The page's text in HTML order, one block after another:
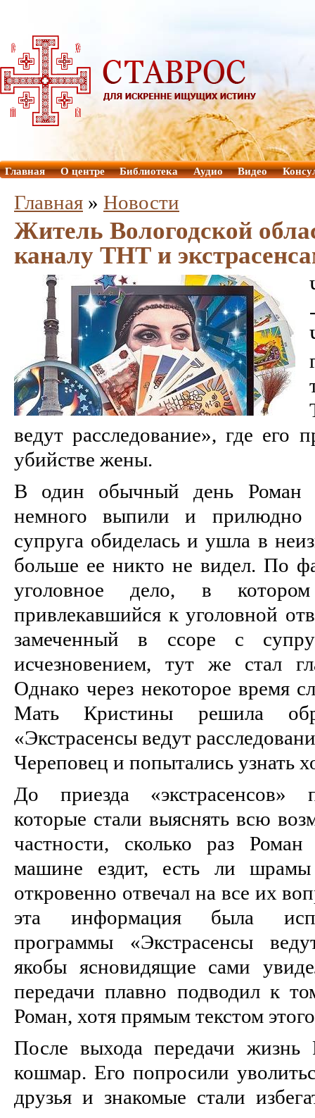
Главная О центре Библиотека Аудио Видео
Главная » Новости
Житель Вологодской
каналу ТНТ и
ведут расследование», где его
убийстве жены.
В один обычный день Роман
немного выпили и прилюдно
супруга обиделась и ушла в
больше ее никто не видел. По
уголовное дело, в
привлекавшийся к уголовной
замеченный в ссоре с
исчезновением, тут же стал
Однако через некоторое время
Мать Кристины решила
«Экстрасенсы ведут
Череповец и попытались узнать
До приезда «экстрасенсов»
которые стали выяснять всю
частности, сколько раз
машине ездит, есть ли
откровенно отвечал на все их
эта информация была
программы «Экстрасенсы
якобы ясновидящие сами
передачи плавно подводил к
Роман, хотя прямым текстом
После выхода передачи жизнь
кошмар. Его попросили
друзья и знакомые стали